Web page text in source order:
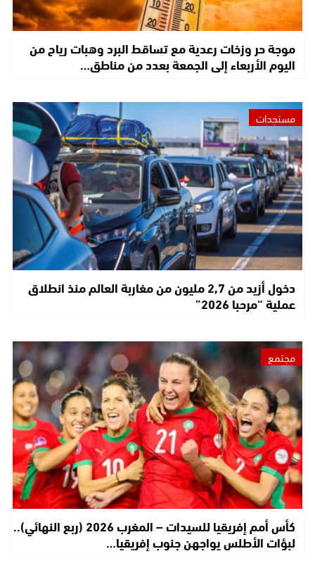
موجة حر وزخات رعدية مع تساقط البرد وهبات رياح من
اليوم الأربعاء إلى الجمعة بعدد من مناطق…
مستجدات
دخول أزيد من 2,7 مليون من مغاربة العالم منذ انطلاق
عملية “مرحبا 2026”
مجتمع
كأس أمم إفريقيا للسيدات – المغرب 2026 (ربع النهائي)..
لبؤات الأطلس يواجهن جنوب إفريقيا…